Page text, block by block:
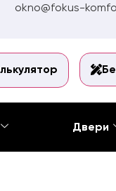
okno@fokus-
Двери